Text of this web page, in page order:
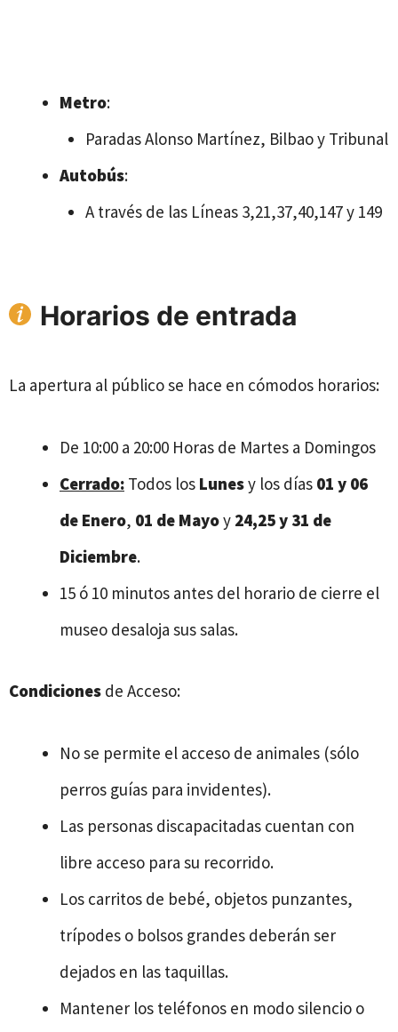
Metro:
Paradas Alonso Martínez, Bilbao y Tribunal
Autobús:
A través de las Líneas 3,21,37,40,147 y 149
Horarios de entrada
La apertura al público se hace en cómodos horarios:
De 10:00 a 20:00 Horas de Martes a Domingos
Cerrado: Todos los Lunesy los días 01 y 06
de Enero, 01 de Mayoy 24,25 y 31 de
Diciembre.
15 ó 10 minutos antes del horario de cierre el
museo desaloja sus salas.
Condiciones de Acceso:
No se permite el acceso de animales (sólo
perros guías para invidentes).
Las personas discapacitadas cuentan con
libre acceso para su recorrido.
Los carritos de bebé, objetos punzantes,
trípodes o bolsos grandes deberán ser
dejados en las taquillas.
Mantener los teléfonos en modo silencio o